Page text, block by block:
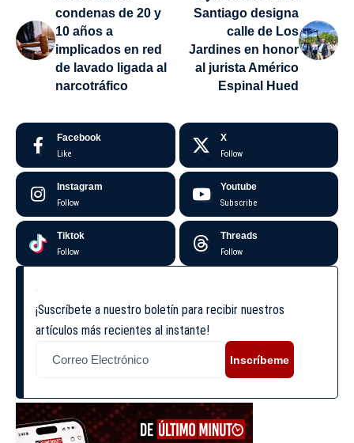
condenas de 20 y
10 años a
implicados en red
de lavado ligada al
narcotráfico
Santiago designa
calle de Los
Jardines en honor
al jurista Américo
Espinal Hued
Facebook
Like
X
Follow
Instagram
Follow
Youtube
Subscribe
Tiktok
Follow
Threads
Follow
¡Suscríbete a nuestro boletín para recibir nuestros
artículos más recientes al instante!
Inscríbeme